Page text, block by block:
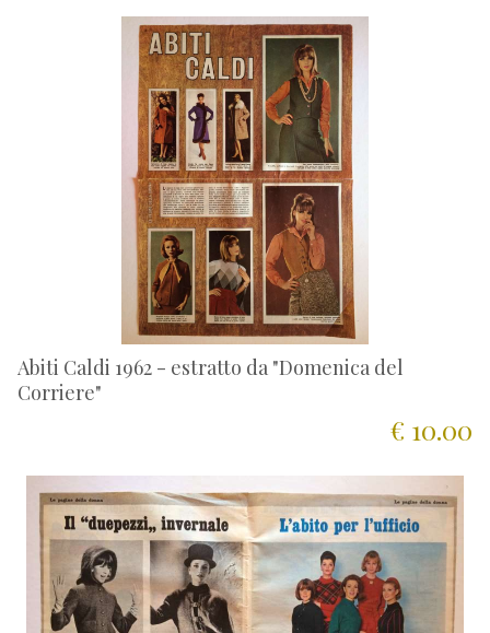
Abiti Caldi 1962 - estratto da "Domenica del
Corriere"
€ 10.00